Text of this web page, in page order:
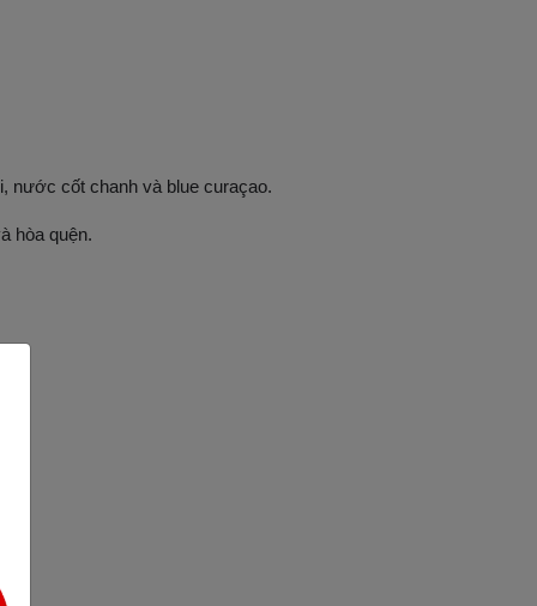
cốt chanh và blue curaçao.
hòa quện.